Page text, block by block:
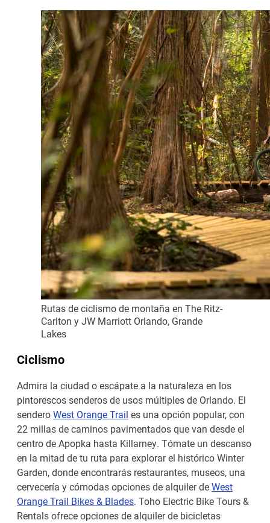
Rutas de ciclismo de montaña en The Ritz-
Carlton y JW Marriott Orlando, Grande
Lakes
Ciclismo
Admira la ciudad o escápate a la naturaleza en los
pintorescos senderos de usos múltiples de Orlando. El
senderoWest Orange Trail es una opción popular, con
22 millas de caminos pavimentados que van desde el
centro de Apopka hasta Killarney. Tómate un descanso
en la mitad de tu ruta para explorar el histórico Winter
Garden, donde encontrarás restaurantes, museos, una
cervecería y cómodas opciones de alquiler deWest
Orange Trail Bikes & Blades. Toho Electric Bike Tours &
Rentals ofrece opciones de alquiler de bicicletas